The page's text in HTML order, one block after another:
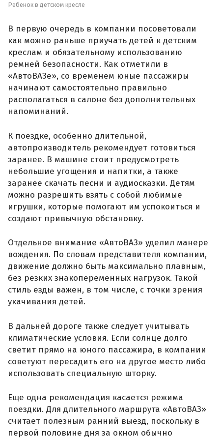
Ребенок в детском кресле
В первую очередь в компании посоветовали
как можно раньше приучать детей к детским
креслам и обязательному использованию
ремней безопасности. Как отметили в
«АвтоВАЗе», со временем юные пассажиры
начинают самостоятельно правильно
располагаться в салоне без дополнительных
напоминаний.
К поездке, особенно длительной,
автопроизводитель рекомендует готовиться
заранее. В машине стоит предусмотреть
небольшие угощения и напитки, а также
заранее скачать песни и аудиосказки. Детям
можно разрешить взять с собой любимые
игрушки, которые помогают им успокоиться и
создают привычную обстановку.
Отдельное внимание «АвтоВАЗ» уделил манере
вождения. По словам представителя компании,
движение должно быть максимально плавным,
без резких знакопеременных нагрузок. Такой
стиль езды важен, в том числе, с точки зрения
укачивания детей.
В дальней дороге также следует учитывать
климатические условия. Если солнце долго
светит прямо на юного пассажира, в компании
советуют пересадить его на другое место либо
использовать специальную шторку.
Еще одна рекомендация касается режима
поездки. Для длительного маршрута «АвтоВАЗ»
считает полезным ранний выезд, поскольку в
первой половине дня за окном обычно